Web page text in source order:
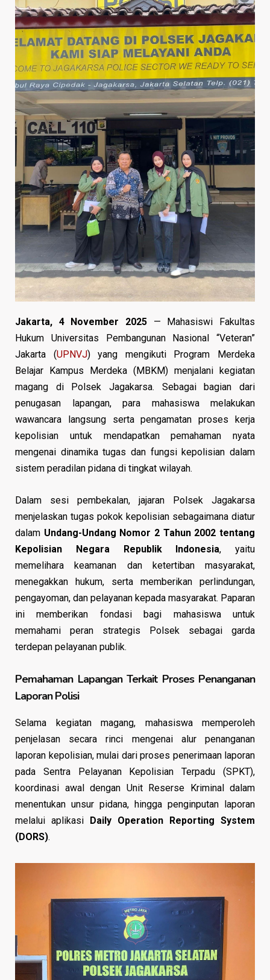
Jakarta, 4 November 2025 — Mahasiswi Fakultas
Hukum Universitas Pembangunan Nasional “Veteran”
Jakarta (UPNVJ) yang mengikuti Program Merdeka
Belajar Kampus Merdeka (MBKM) menjalani kegiatan
magang di Polsek Jagakarsa. Sebagai bagian dari
penugasan lapangan, para mahasiswa melakukan
wawancara langsung serta pengamatan proses kerja
kepolisian untuk mendapatkan pemahaman nyata
mengenai dinamika tugas dan fungsi kepolisian dalam
sistem peradilan pidana di tingkat wilayah.
Dalam sesi pembekalan, jajaran Polsek Jagakarsa
menjelaskan tugas pokok kepolisian sebagaimana diatur
dalam Undang-Undang Nomor 2 Tahun 2002 tentang
Kepolisian Negara Republik Indonesia, yaitu
memelihara keamanan dan ketertiban masyarakat,
menegakkan hukum, serta memberikan perlindungan,
pengayoman, dan pelayanan kepada masyarakat. Paparan
ini memberikan fondasi bagi mahasiswa untuk
memahami peran strategis Polsek sebagai garda
terdepan pelayanan publik.
Pemahaman Lapangan Terkait Proses Penanganan
Laporan Polisi
Selama kegiatan magang, mahasiswa memperoleh
penjelasan secara rinci mengenai alur penanganan
laporan kepolisian, mulai dari proses penerimaan laporan
pada Sentra Pelayanan Kepolisian Terpadu (SPKT),
koordinasi awal dengan Unit Reserse Kriminal dalam
menentukan unsur pidana, hingga penginputan laporan
melalui aplikasi Daily Operation Reporting System
(DORS).